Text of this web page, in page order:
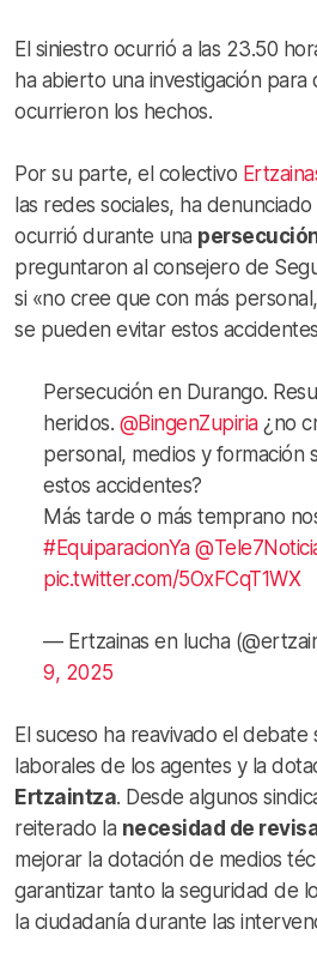
El siniestro ocurrió a las 23.50
ha abierto una investigación para
ocurrieron los hechos.
Por su parte, el colectivo
las redes sociales, ha
ocurrió durante una
preguntaron al consejero de
si «no cree que con más
se pueden evitar estos
Persecución en Durango.
heridos. @BingenZupiria¿no
personal, medios y formación
estos accidentes?
Más tarde o más temprano
#EquiparacionYa
pic.twitter.com/5OxFCqT1WX
— Ertzainas en lucha
9, 2025
El suceso ha reavivado el debate
laborales de los agentes y la
Ertzaintza. Desde algunos
reiterado la necesidad de
mejorar la dotación de medios
garantizar tanto la seguridad de
la ciudadanía durante las